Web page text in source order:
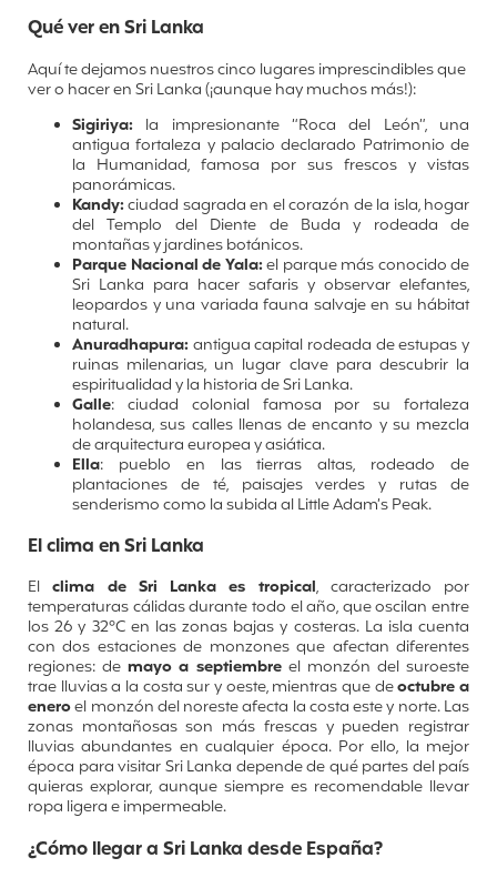
Qué ver en Sri Lanka
Aquí te dejamos nuestros cinco lugares imprescindibles que
ver o hacer en Sri Lanka (¡aunque hay muchos más!):
Sigiriya: la impresionante “Roca del León”, una
antigua fortaleza y palacio declarado Patrimonio de
la Humanidad, famosa por sus frescos y vistas
panorámicas.
Kandy:ciudad sagrada en el corazón de la isla, hogar
del Templo del Diente de Buda y rodeada de
montañas y jardines botánicos.
Parque Nacional de Yala:el parque más conocido de
Sri Lanka para hacer safaris y observar elefantes,
leopardos y una variada fauna salvaje en su hábitat
natural.
Anuradhapura:antigua capital rodeada de estupas y
ruinas milenarias, un lugar clave para descubrir la
espiritualidad y la historia de Sri Lanka.
Galle: ciudad colonial famosa por su fortaleza
holandesa, sus calles llenas de encanto y su mezcla
de arquitectura europea y asiática.
Ella: pueblo en las tierras altas, rodeado de
plantaciones de té, paisajes verdes y rutas de
senderismo como la subida al Little Adam’s Peak.
El clima en Sri Lanka
Elclima de Sri Lanka es tropical, caracterizado por
temperaturas cálidas durante todo el año, que oscilan entre
los 26 y 32°C en las zonas bajas y costeras. La isla cuenta
con dos estaciones de monzones que afectan diferentes
regiones: demayo a septiembre el monzón del suroeste
trae lluvias a la costa sur y oeste, mientras que deoctubre a
eneroel monzón del noreste afecta la costa este y norte. Las
zonas montañosas son más frescas y pueden registrar
lluvias abundantes en cualquier época. Por ello, la mejor
época para visitar Sri Lanka depende de qué partes del país
quieras explorar, aunque siempre es recomendable llevar
ropa ligera e impermeable.
¿Cómo llegar a Sri Lanka desde España?